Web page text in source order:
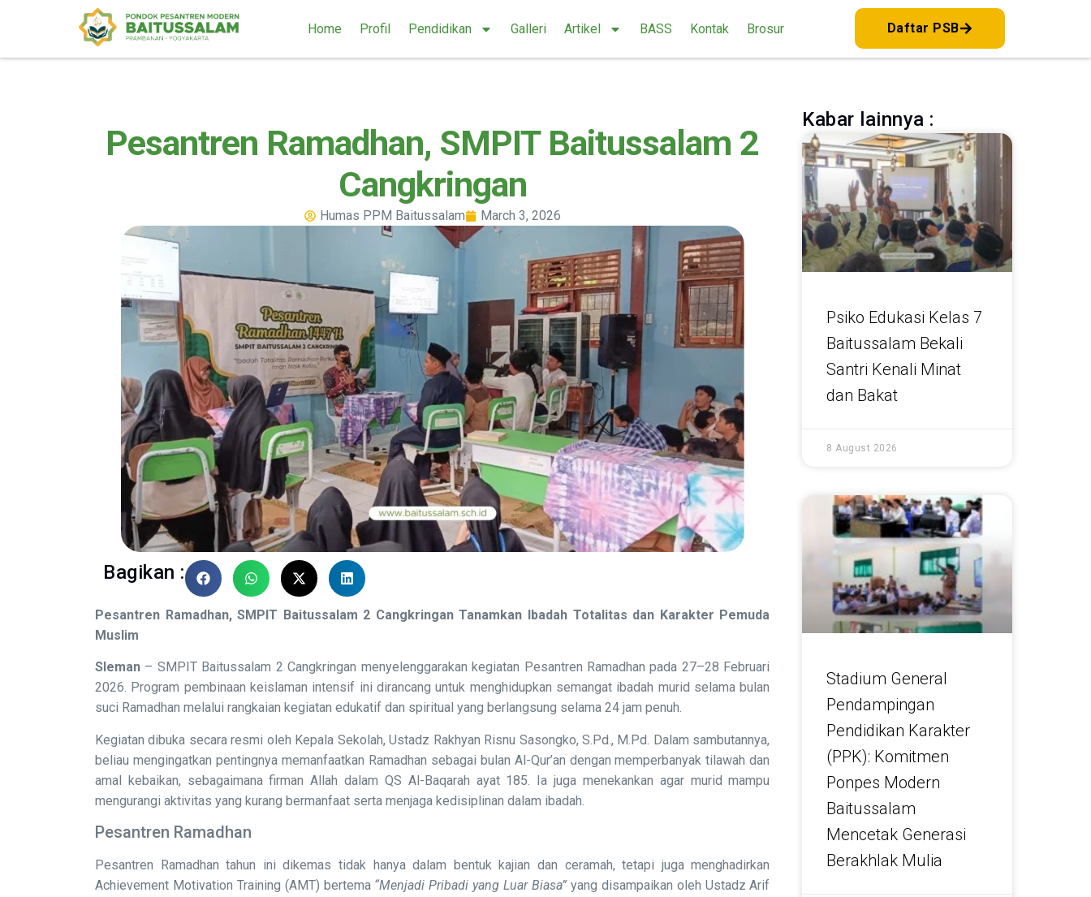
Home Profil Pendidikan Galleri Artikel BASS Kontak Brosur Daftar PSB
Pesantren Ramadhan, SMPIT Baitussalam 2
Cangkringan
Humas PPM Baitussalam March 3, 2026
Bagikan :
Pesantren Ramadhan, SMPIT Baitussalam 2 Cangkringan Tanamkan Ibadah Totalitas dan Karakter Pemuda
Muslim
Sleman – SMPIT Baitussalam 2 Cangkringan menyelenggarakan kegiatan Pesantren Ramadhan pada 27–28 Februari
2026. Program pembinaan keislaman intensif ini dirancang untuk menghidupkan semangat ibadah murid selama bulan
suci Ramadhan melalui rangkaian kegiatan edukatif dan spiritual yang berlangsung selama 24 jam penuh.
Kegiatan dibuka secara resmi oleh Kepala Sekolah, Ustadz Rakhyan Risnu Sasongko, S.Pd., M.Pd. Dalam sambutannya,
beliau mengingatkan pentingnya memanfaatkan Ramadhan sebagai bulan Al-Qur’an dengan memperbanyak tilawah dan
amal kebaikan, sebagaimana firman Allah dalam QS Al-Baqarah ayat 185. Ia juga menekankan agar murid mampu
mengurangi aktivitas yang kurang bermanfaat serta menjaga kedisiplinan dalam ibadah.
Pesantren Ramadhan
Pesantren Ramadhan tahun ini dikemas tidak hanya dalam bentuk kajian dan ceramah, tetapi juga menghadirkan
Achievement Motivation Training (AMT) bertema “Menjadi Pribadi yang Luar Biasa”yang disampaikan oleh Ustadz Arif
Kabar lainnya :
Psiko Edukasi Kelas 7
Baitussalam Bekali
Santri Kenali Minat
dan Bakat
8 August 2026
Stadium General
Pendampingan
Pendidikan Karakter
(PPK): Komitmen
Ponpes Modern
Baitussalam
Mencetak Generasi
Berakhlak Mulia